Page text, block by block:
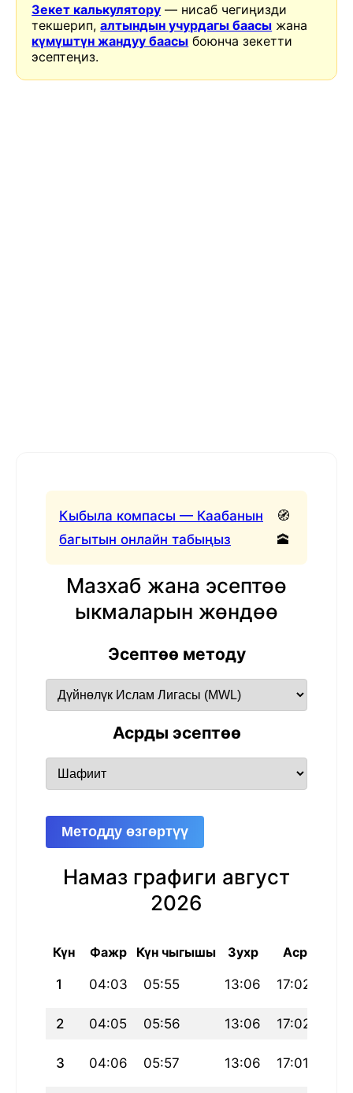
Зекет калькулятору — нисаб чегиңизди
текшерип,алтындын учурдагы баасы жана
күмүштүн жандуу баасы боюнча зекетти
эсептеңиз.
Кыбыла компасы — Каабанын
багытын онлайн табыңыз
🧭
🕋
Мазхаб жана эсептөө
ыкмаларын жөндөө
Эсептөө методу
Асрды эсептөө
Методду өзгөртүү
Намаз графиги август
2026
Күн Фажр Күн чыгышы Зухр Аср
1 04:03 05:55 13:06 17:02
2 04:05 05:56 13:06 17:02
3 04:06 05:57 13:06 17:01